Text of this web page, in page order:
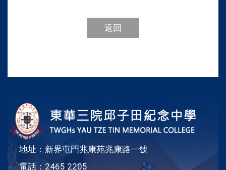
返回
地址：新界屯門兆康苑兆康路一號
電話：2465 2205